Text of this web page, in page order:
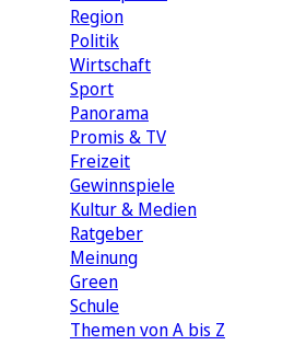
Region
Politik
Wirtschaft
Sport
Panorama
Promis & TV
Freizeit
Gewinnspiele
Kultur & Medien
Ratgeber
Meinung
Green
Schule
Themen von A bis Z